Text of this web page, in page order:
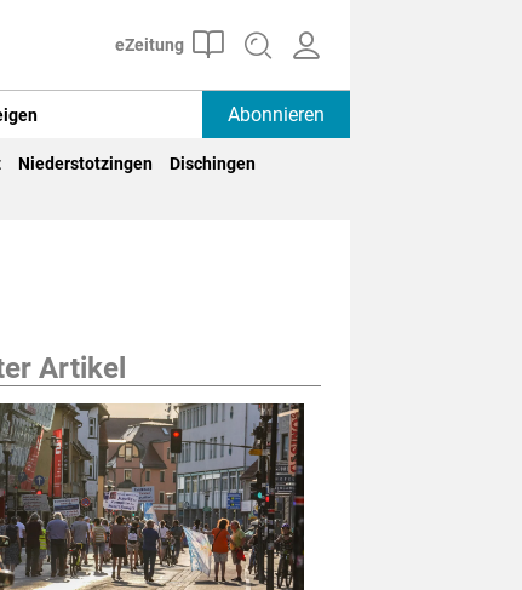
Abonnieren
Niederstotzingen
Dischingen
Artikel